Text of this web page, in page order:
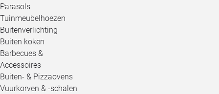
Parasols
Tuinmeubelhoezen
Buitenverlichting
Buiten koken
Barbecues &
Accessoires
Buiten- & Pizzaovens
Vuurkorven & -schalen